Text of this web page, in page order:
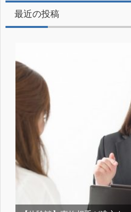
最近の投稿